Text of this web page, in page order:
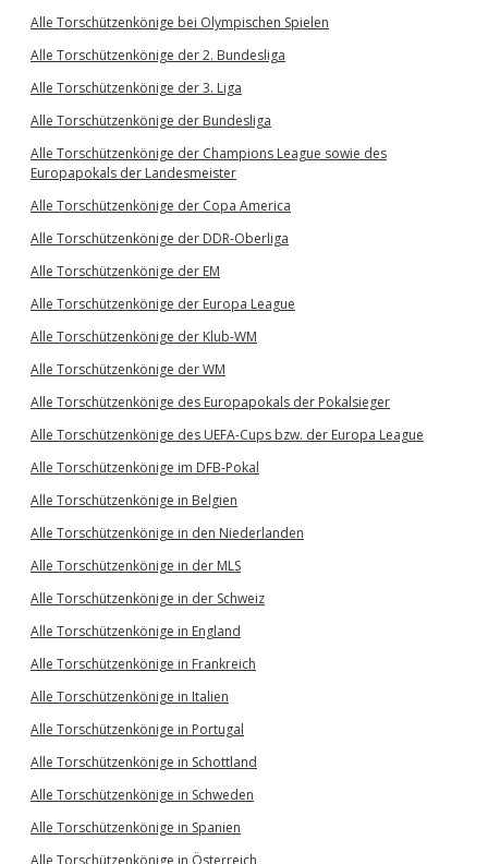
Alle Torschützenkönige bei Olympischen Spielen
Alle Torschützenkönige der 2. Bundesliga
Alle Torschützenkönige der 3. Liga
Alle Torschützenkönige der Bundesliga
Alle Torschützenkönige der Champions League sowie des
Europapokals der Landesmeister
Alle Torschützenkönige der Copa America
Alle Torschützenkönige der DDR-Oberliga
Alle Torschützenkönige der EM
Alle Torschützenkönige der Europa League
Alle Torschützenkönige der Klub-WM
Alle Torschützenkönige der WM
Alle Torschützenkönige des Europapokals der Pokalsieger
Alle Torschützenkönige des UEFA-Cups bzw. der Europa League
Alle Torschützenkönige im DFB-Pokal
Alle Torschützenkönige in Belgien
Alle Torschützenkönige in den Niederlanden
Alle Torschützenkönige in der MLS
Alle Torschützenkönige in der Schweiz
Alle Torschützenkönige in England
Alle Torschützenkönige in Frankreich
Alle Torschützenkönige in Italien
Alle Torschützenkönige in Portugal
Alle Torschützenkönige in Schottland
Alle Torschützenkönige in Schweden
Alle Torschützenkönige in Spanien
Alle Torschützenkönige in Österreich